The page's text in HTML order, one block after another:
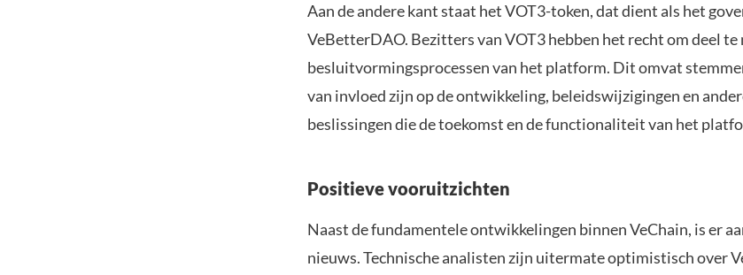
Aan de andere kant staat het VOT3-token, dat dient als het
VeBetterDAO. Bezitters van VOT3 hebben het recht om deel te
besluitvormingsprocessen van het platform. Dit omvat
van invloed zijn op de ontwikkeling, beleidswijzigingen en
beslissingen die de toekomst en de functionaliteit van het
Positieve vooruitzichten
Naast de fundamentele ontwikkelingen binnen VeChain, is er
nieuws. Technische analisten zijn uitermate optimistisch over